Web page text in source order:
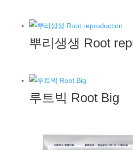
뿌리생생 Root
루트빅 Root Big